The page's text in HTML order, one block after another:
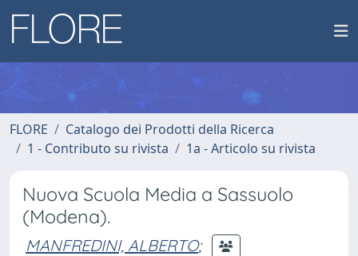
FLORE
Catalogo dei Prodotti della Ricerca
1 - Contributo su rivista
1a - Articolo su rivista
Nuova Scuola Media a Sassuolo
(Modena).
MANFREDINI, ALBERTO;